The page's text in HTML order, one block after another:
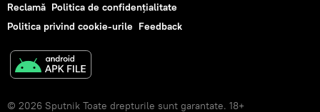
Reclamă Politica de confidențialitate
Politica privind cookie-urile Feedback
© 2026 Sputnik Toate drepturile sunt garantate. 18+